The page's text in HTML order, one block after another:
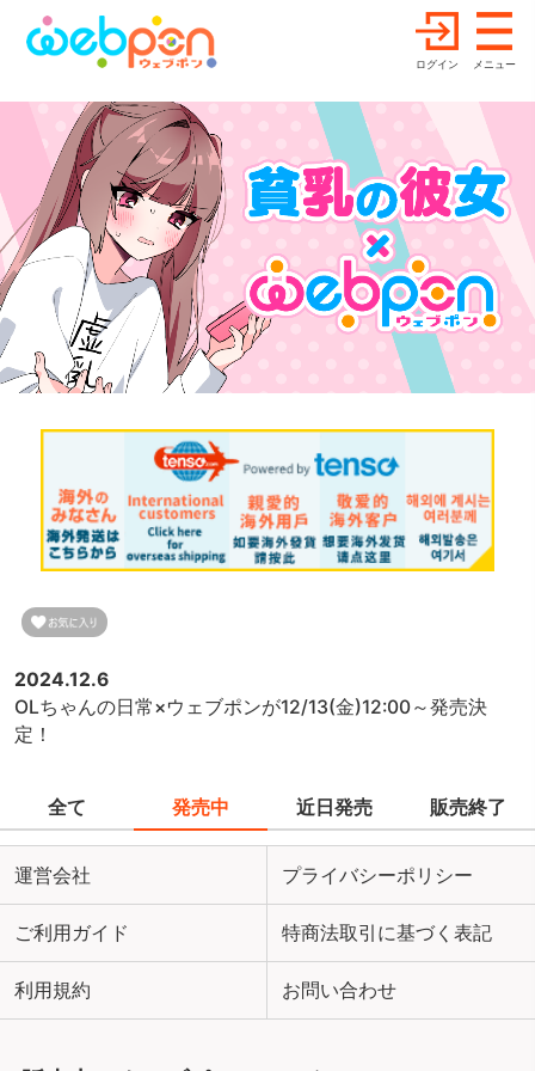
ログイン メニュー
2024.12.6
OLちゃんの日常×ウェブポンが12/13(金)12:00～発売決
定！
全て 発売中 近日発売 販売終了
運営会社 プライバシーポリシー
ご利用ガイド 特商法取引に基づく表記
利用規約 お問い合わせ